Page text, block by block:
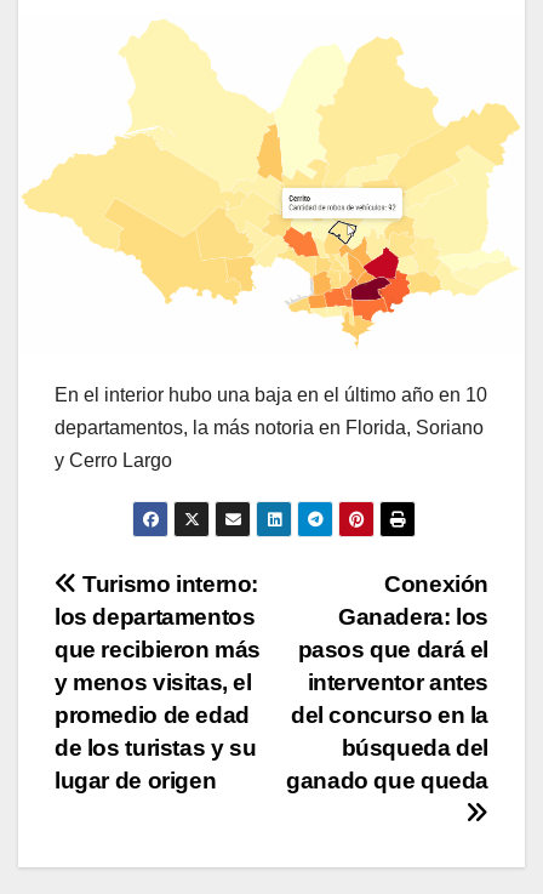
En el interior hubo una baja en el último año en 10
departamentos, la más notoria en Florida, Soriano
y Cerro Largo
Navegación
de
entradas
Conexión
Ganadera: los
pasos que dará el
interventor antes
del concurso en la
búsqueda del
ganado que queda
Turismo interno:
los departamentos
que recibieron más
y menos visitas, el
promedio de edad
de los turistas y su
lugar de origen